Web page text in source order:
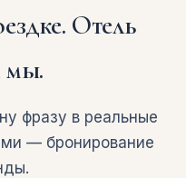
Отель
мы.
фразу в реальные
— бронирование